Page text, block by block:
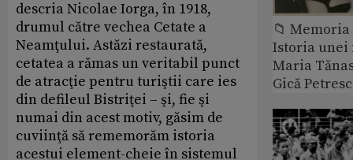
descria Nicolae Iorga, în 1918,
drumul către vechea Cetate a
Neamţului. Astăzi restaurată,
cetatea a rămas un veritabil punct
de atracţie pentru turiştii care ies
din defileul Bistriţei – şi, fie şi
numai din acest motiv, găsim de
cuviinţă să rememorăm istoria
acestui element-cheie în sistemul
📁
Istoria
Maria
Gică